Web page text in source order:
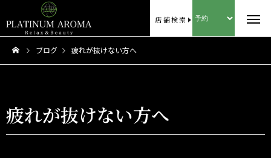
店舗検索
ブログ 疲れが抜けない方へ
疲れが抜けない方へ